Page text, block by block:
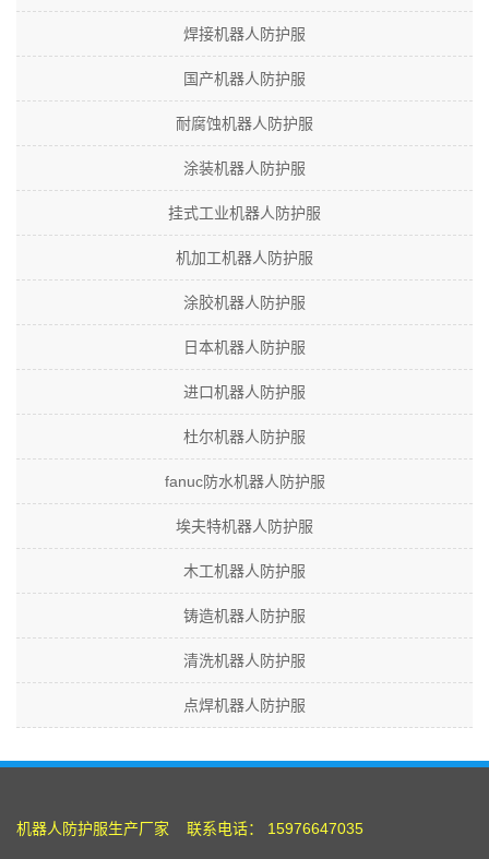
焊接机器人防护服
国产机器人防护服
耐腐蚀机器人防护服
涂装机器人防护服
挂式工业机器人防护服
机加工机器人防护服
涂胶机器人防护服
日本机器人防护服
进口机器人防护服
杜尔机器人防护服
fanuc防水机器人防护服
埃夫特机器人防护服
木工机器人防护服
铸造机器人防护服
清洗机器人防护服
点焊机器人防护服
机器人防护服生产厂家 联系电话： 15976647035